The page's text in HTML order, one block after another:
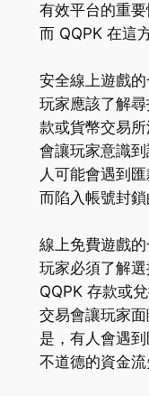
有效平台的重
而 QQPK 在這
安全線上遊戲的
玩家應該了解
款或貨幣交易
會讓玩家意識
人可能會遇到
而陷入帳號封鎖
線上免費遊戲的
玩家必須了解
QQPK 存款或
交易會讓玩家
是，有人會遇
不道德的資金流